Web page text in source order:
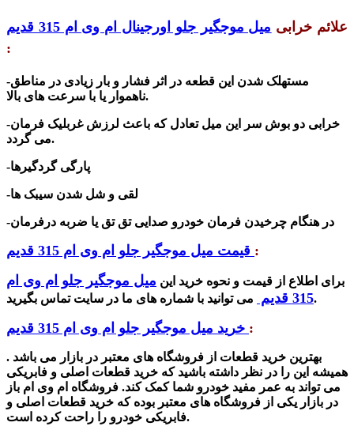
علائم خرابی میل موجگیر جلو اورجینال ام وی ام 315 قدیم
:
-مستهلک شدن این قطعه در اثر فشار و بار زیادی در مناطق
ناهموار یا با سرعت های بالا.
-خرابی دو بوش سر این میل تعادل که باعث لرزش غربلیک فرمان
می گردد.
-پارگی گردگیرها
-لقی و شل شدن سیبک ها
-در هنگام چرخیدن فرمان خودرو صدایی تق تق یا ضربه درفرمان
:
برای اطلاع از قیمت و نحوه خرید این میل موجگیر جلو ام وی ام
315 قدیم
می توانید با شماره های ما در سایت تماس بگیرید.
:
بهترین خرید قطعات از فروشگاه های معتبر در بازار می باشد .
همیشه این را در نظر داشته باشید که خرید قطعات اصلی و فابریکی
می تواند به عمر مفید خودرو شما کمک کند. فروشگاه ام وی ام باز
در بازار یکی از فروشگاه های معتبر بوده که خرید قطعات اصلی و
فابریکی خودرو را راحت کرده است.